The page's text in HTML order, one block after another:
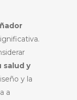
salud y
y la
a